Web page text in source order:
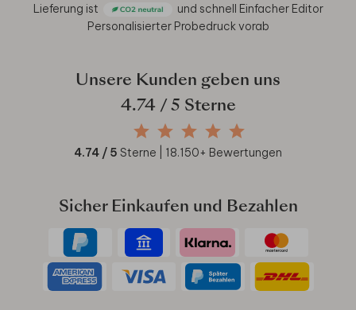
Lieferung ist und schnell Einfacher Editor
Personalisierter Probedruck vorab
Unsere Kunden geben uns
4.74/ 5 Sterne
4.74 / 5 Sterne | 18.150+ Bewertungen
Sicher Einkaufen und Bezahlen